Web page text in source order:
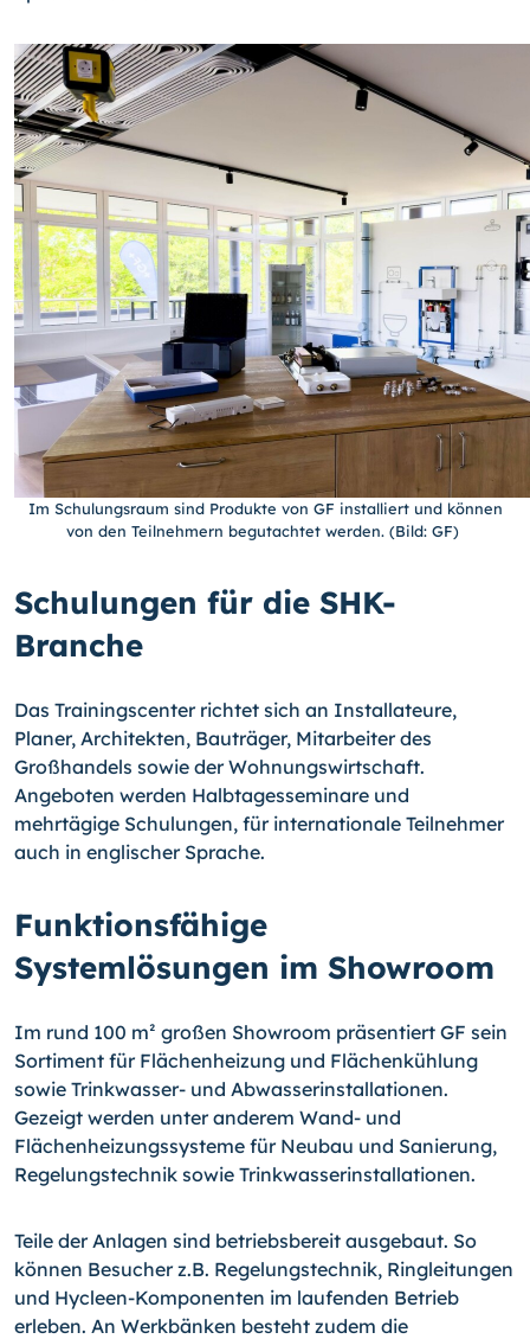
Im Schulungsraum sind Produkte von GF installiert und können
von den Teilnehmern begutachtet werden. (Bild: GF)
Schulungen für die SHK-
Branche
Das Trainingscenter richtet sich an Installateure,
Planer, Architekten, Bauträger, Mitarbeiter des
Großhandels sowie der Wohnungswirtschaft.
Angeboten werden Halbtagesseminare und
mehrtägige Schulungen, für internationale Teilnehmer
auch in englischer Sprache.
Funktionsfähige
Systemlösungen im Showroom
Im rund 100 m² großen Showroom präsentiert GF sein
Sortiment für Flächenheizung und Flächenkühlung
sowie Trinkwasser- und Abwasserinstallationen.
Gezeigt werden unter anderem Wand- und
Flächenheizungssysteme für Neubau und Sanierung,
Regelungstechnik sowie Trinkwasserinstallationen.
Teile der Anlagen sind betriebsbereit ausgebaut. So
können Besucher z.B. Regelungstechnik, Ringleitungen
und Hycleen-Komponenten im laufenden Betrieb
erleben. An Werkbänken besteht zudem die